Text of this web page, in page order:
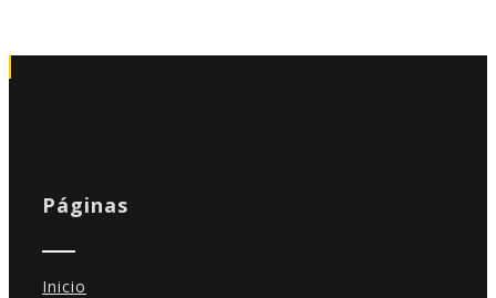
Páginas
Inicio